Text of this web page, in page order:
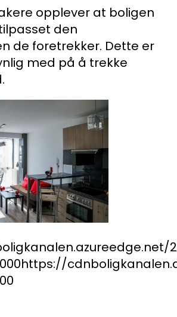
opplever at boligen
den
de foretrekker. Dette er
med på å trekke
https://